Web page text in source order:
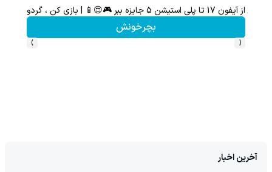
از آیفون 17 تا پلی استیشن 5 جایزه ببر 🎮😍📱 | بازی کن ، گردونه بچرخون
بچرخونش
‹
›
آخرین اخبار